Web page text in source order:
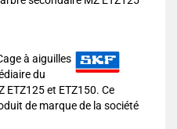
à aiguilles
du
ETZ125 et ETZ150. Ce
de marque de la société